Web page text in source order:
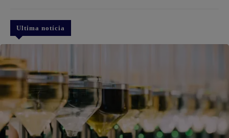
Ultima notícia